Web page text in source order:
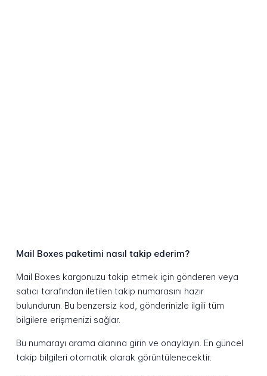
Mail Boxes paketimi nasıl takip ederim?
Mail Boxes kargonuzu takip etmek için gönderen veya
satıcı tarafından iletilen takip numarasını hazır
bulundurun. Bu benzersiz kod, gönderinizle ilgili tüm
bilgilere erişmenizi sağlar.
Bu numarayı arama alanına girin ve onaylayın. En güncel
takip bilgileri otomatik olarak görüntülenecektir.